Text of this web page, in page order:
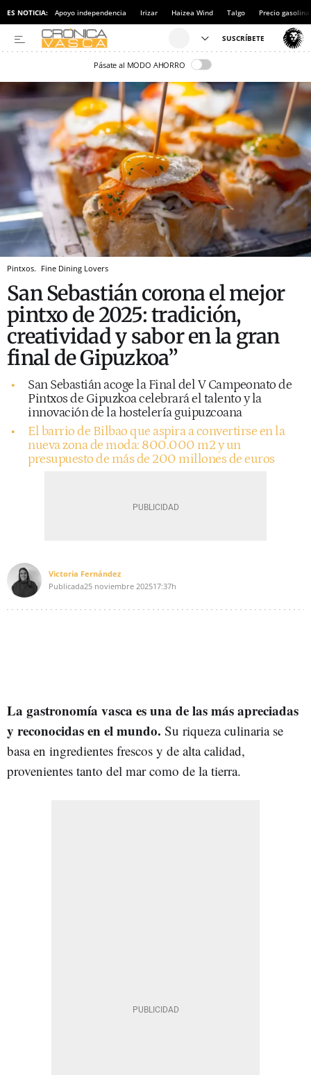
ES NOTICIA: Apoyo independencia Irizar Haizea Wind Talgo Precio gasolina
Pásate al MODO AHORRO
Pintxos. Fine Dining Lovers
San Sebastián corona el mejor
pintxo de 2025: tradición,
creatividad y sabor en la gran
final de Gipuzkoa”
San Sebastián acoge la Final del V Campeonato de
Pintxos de Gipuzkoa celebrará el talento y la
innovación de la hostelería guipuzcoana
El barrio de Bilbao que aspira a convertirse en la
nueva zona de moda: 800.000 m2 y un
presupuesto de más de 200 millones de euros
Victoria Fernández
Publicada25 noviembre 202517:37h
La gastronomía vasca es una de las más apreciadas
y reconocidas en el mundo. Su riqueza culinaria se
basa en ingredientes frescos y de alta calidad,
provenientes tanto del mar como de la tierra.